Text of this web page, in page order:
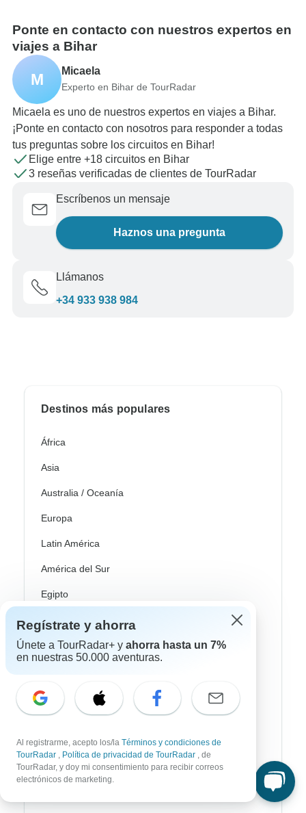
Ponte en contacto con nuestros expertos en
viajes a Bihar
M Micaela
Experto en Bihar de TourRadar
Micaela es uno de nuestros expertos en viajes a Bihar.
¡Ponte en contacto con nosotros para responder a todas
tus preguntas sobre los circuitos en Bihar!
Elige entre +18 circuitos en Bihar
3 reseñas verificadas de clientes de TourRadar
Escríbenos un mensaje
Haznos una pregunta
Llámanos
+34 933 938 984
Destinos más populares
África
Asia
Australia / Oceanía
Europa
Latin América
América del Sur
Egipto
Marruecos
Sudáfrica
China
India
Japón
Nueva Zelanda
Regístrate y ahorra
Únete a TourRadar+ y ahorra hasta un 7%
en nuestras 50.000 aventuras.
Al registrarme, acepto los/la Términos y condiciones de
TourRadar , Política de privacidad de TourRadar , de
TourRadar, y doy mi consentimiento para recibir correos
electrónicos de marketing.